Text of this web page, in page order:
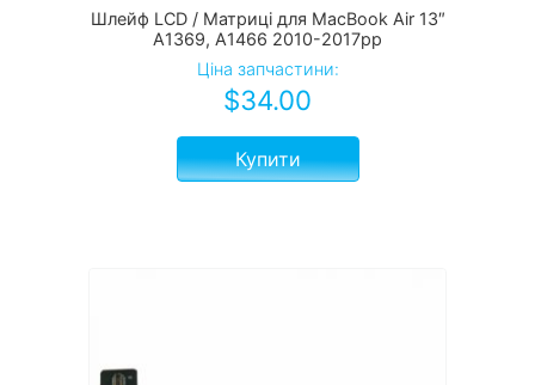
Шлейф LCD / Матриці для MacBook Air 13″
A1369, A1466 2010-2017рр
Ціна запчастини:
$34.00
Купити